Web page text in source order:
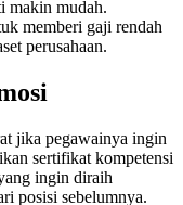
makin mudah.
memberi gaji rendah
perusahaan.
jika pegawainya ingin
sertifikat kompetensi
ingin diraih
posisi sebelumnya.